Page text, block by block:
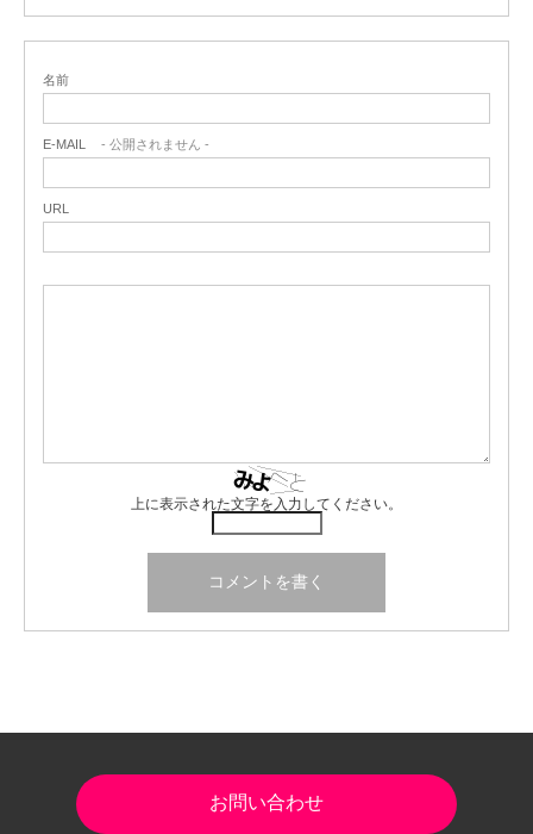
名前
E-MAIL - 公開されません -
URL
上に表示された文字を入力してください。
お問い合わせ